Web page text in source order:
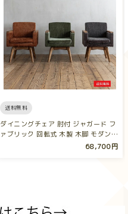
送料無料
ダイニングチェア 肘付 ジャガード フ
ァブリック 回転式 木製 木脚 モダン…
68,700円